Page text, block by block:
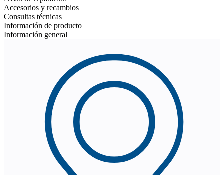
Accesorios y recambios
Consultas técnicas
Información de producto
Información general